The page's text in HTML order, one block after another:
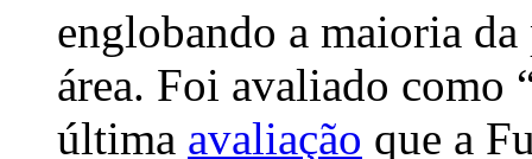
englobando a maioria
área. Foi avaliado como
última avaliação que a